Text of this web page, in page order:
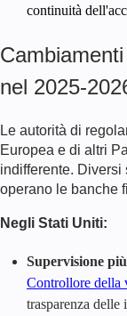
continuità
nel 2025-
Le autorità di
Europea e di altri
indifferente.
operano le banche
Negli Stati Uniti:
Supervisione
Controllore della
trasparenza